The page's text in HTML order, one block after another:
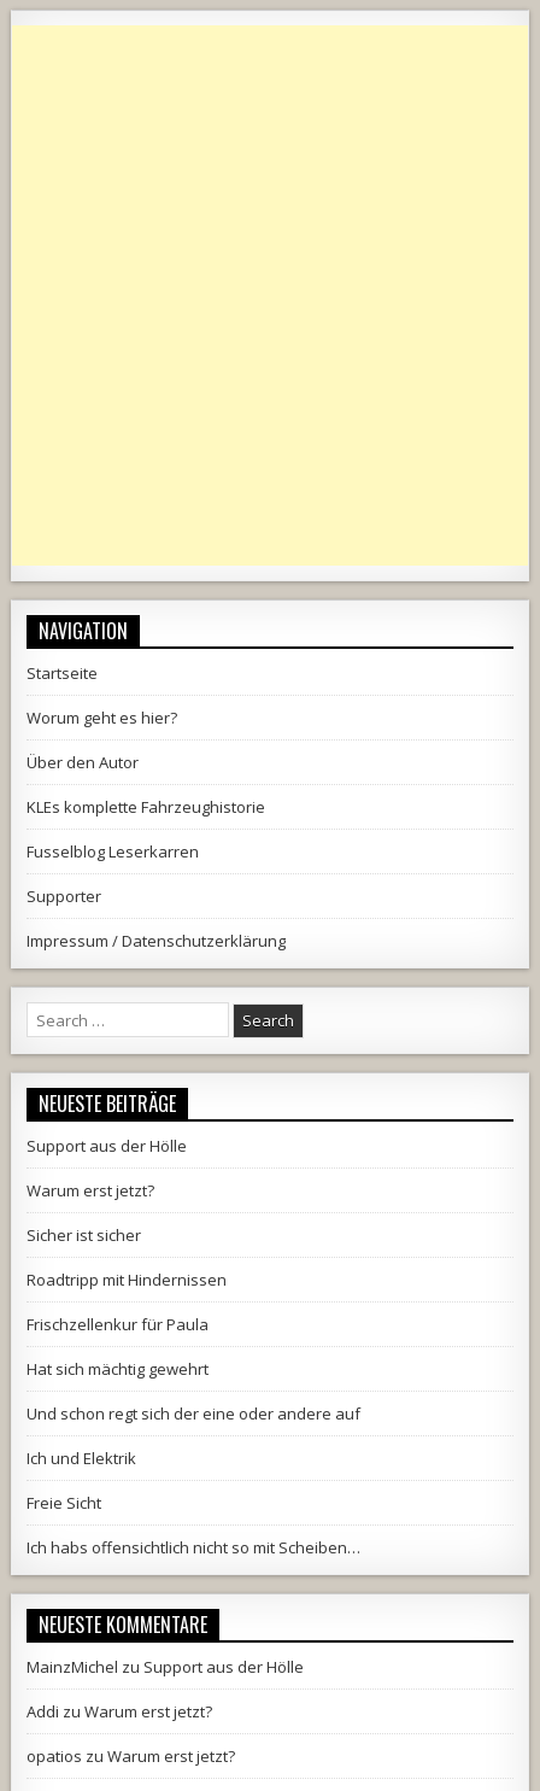
NAVIGATION
Startseite
Worum geht es hier?
Über den Autor
KLEs komplette Fahrzeughistorie
Fusselblog Leserkarren
Supporter
Impressum / Datenschutzerklärung
Search
for:
NEUESTE BEITRÄGE
Support aus der Hölle
Warum erst jetzt?
Sicher ist sicher
Roadtripp mit Hindernissen
Frischzellenkur für Paula
Hat sich mächtig gewehrt
Und schon regt sich der eine oder andere auf
Ich und Elektrik
Freie Sicht
Ich habs offensichtlich nicht so mit Scheiben…
NEUESTE KOMMENTARE
MainzMichel zu Support aus der Hölle
Addi zuWarum erst jetzt?
opatios zuWarum erst jetzt?